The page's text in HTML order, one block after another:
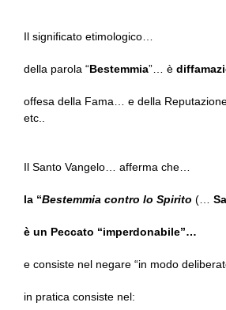
Il significato etimologico…
della parola “Bestemmia”… è
offesa della Fama… e della
etc..
Il Santo Vangelo… afferma che…
la “Bestemmia contro lo Spirito (…
è un Peccato “imperdonabile”…
e consiste nel negare “in modo
in pratica consiste nel: